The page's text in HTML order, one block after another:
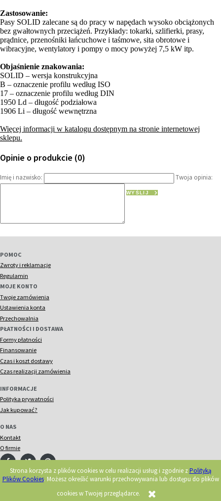
Strona korzysta z plików cookies w celu realizacji usług i zgodnie zPolityką
Plików Cookies. Możesz określić warunki przechowywania lub dostępu do plików
cookies w Twojej przeglądarce.
Zastosowanie:
Pasy SOLID zalecane są do pracy w napędach wysoko obciążonych
bez gwałtownych przeciążeń. Przykłady: tokarki, szlifierki, prasy,
prądnice, przenośniki łańcuchowe i taśmowe, sita obrotowe i
wibracyjne, wentylatory i pompy o mocy powyżej 7,5 kW itp.
Objaśnienie znakowania:
SOLID – wersja konstrukcyjna
B – oznaczenie profilu według ISO
17 – oznaczenie profilu według DIN
1950 Ld – długość podziałowa
1906 Li – długość wewnętrzna
Więcej informacji w katalogu dostępnym na stronie internetowej
sklepu.
Opinie o produkcie (0)
Imię i nazwisko: Twoja opinia:
WYŚLIJ
POMOC
Zwroty i reklamacje
Regulamin
MOJE KONTO
Twoje zamówienia
Ustawienia konta
Przechowalnia
PŁATNOŚCI I DOSTAWA
Formy płatności
Finansowanie
Czas i koszt dostawy
Czas realizacji zamówienia
INFORMACJE
Polityka prywatności
Jak kupować?
O NAS
Kontakt
O firmie
© 2018 Acorn. Wszelkie prawa zastrzeżone.